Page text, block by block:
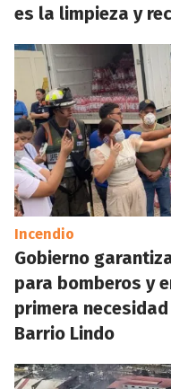
es la limpieza y
Incendio
Gobierno
para bomberos y
primera
Barrio Lindo